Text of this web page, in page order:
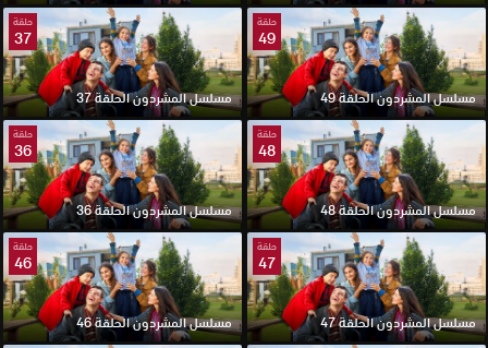
حلقة
49
مسلسل المشردون الحلقة 49
حلقة
37
مسلسل المشردون الحلقة 37
حلقة
48
مسلسل المشردون الحلقة 48
حلقة
36
مسلسل المشردون الحلقة 36
حلقة
47
مسلسل المشردون الحلقة 47
حلقة
46
مسلسل المشردون الحلقة 46